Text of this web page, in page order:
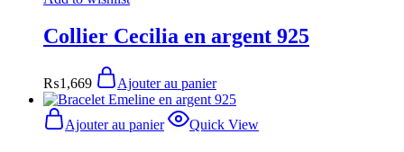
Collier Cecilia en argent 925
₨1,669 Ajouter au panier
Ajouter au panier Quick View